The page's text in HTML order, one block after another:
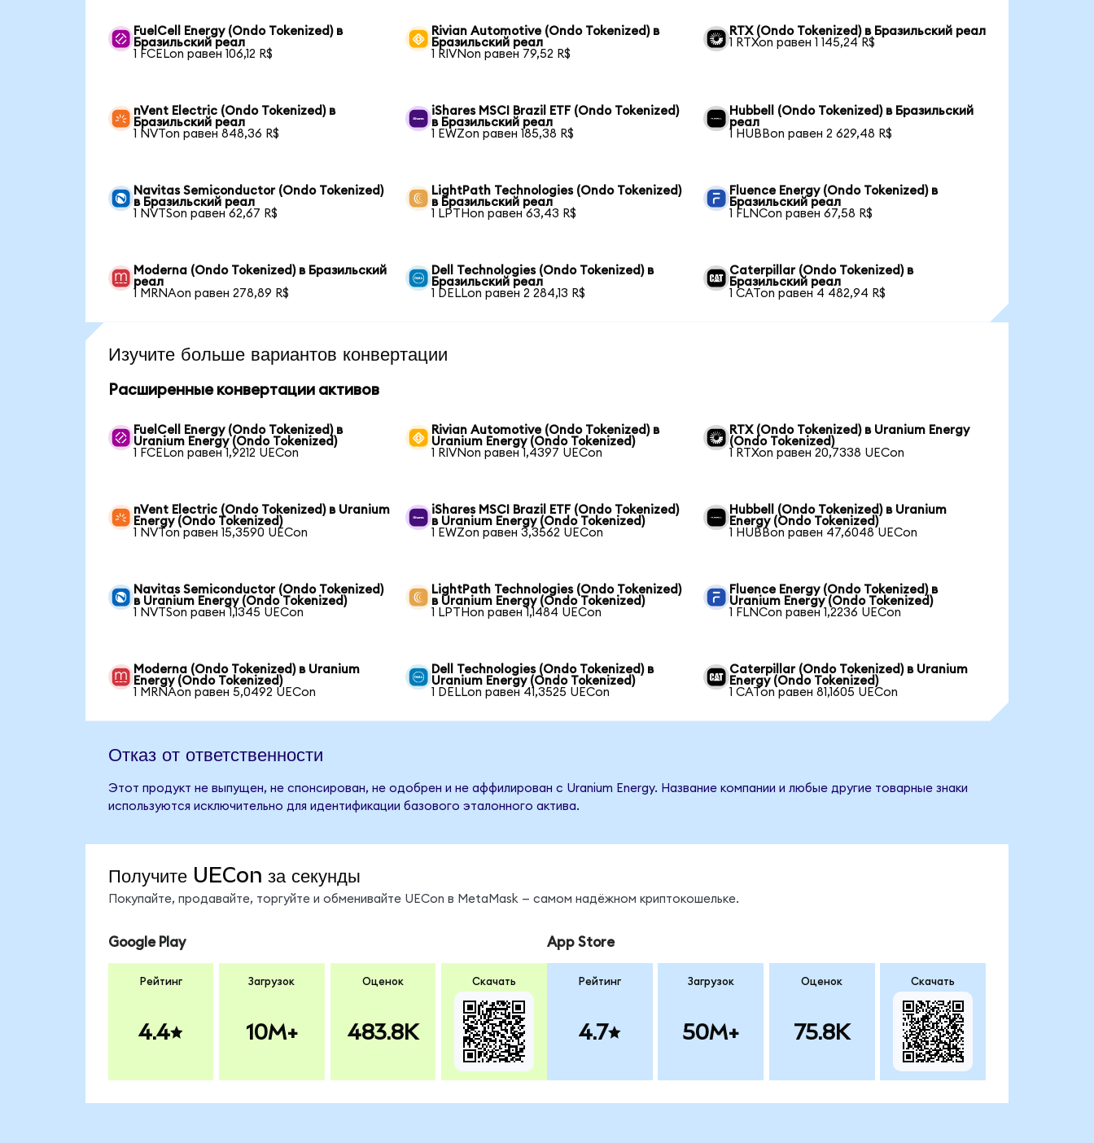
FuelCell Energy (Ondo Tokenized) в
Бразильский реал
1 FCELon равен 106,12 R$
Rivian Automotive (Ondo Tokenized) в
Бразильский реал
1 RIVNon равен 79,52 R$
RTX (Ondo Tokenized) в Бразильский реал
1 RTXon равен 1 145,24 R$
nVent Electric (Ondo Tokenized) в
Бразильский реал
1 NVTon равен 848,36 R$
iShares MSCI Brazil ETF (Ondo Tokenized)
в Бразильский реал
1 EWZon равен 185,38 R$
Hubbell (Ondo Tokenized) в Бразильский
реал
1 HUBBon равен 2 629,48 R$
Navitas Semiconductor (Ondo Tokenized)
в Бразильский реал
1 NVTSon равен 62,67 R$
LightPath Technologies (Ondo Tokenized)
в Бразильский реал
1 LPTHon равен 63,43 R$
Fluence Energy (Ondo Tokenized) в
Бразильский реал
1 FLNCon равен 67,58 R$
Moderna (Ondo Tokenized) в Бразильский
реал
1 MRNAon равен 278,89 R$
Dell Technologies (Ondo Tokenized) в
Бразильский реал
1 DELLon равен 2 284,13 R$
Caterpillar (Ondo Tokenized) в
Бразильский реал
1 CATon равен 4 482,94 R$
Изучите больше вариантов конвертации
Расширенные конвертации активов
FuelCell Energy (Ondo Tokenized) в
Uranium Energy (Ondo Tokenized)
1 FCELon равен 1,9212 UECon
Rivian Automotive (Ondo Tokenized) в
Uranium Energy (Ondo Tokenized)
1 RIVNon равен 1,4397 UECon
RTX (Ondo Tokenized) в Uranium Energy
(Ondo Tokenized)
1 RTXon равен 20,7338 UECon
nVent Electric (Ondo Tokenized) в Uranium
Energy (Ondo Tokenized)
1 NVTon равен 15,3590 UECon
iShares MSCI Brazil ETF (Ondo Tokenized)
в Uranium Energy (Ondo Tokenized)
1 EWZon равен 3,3562 UECon
Hubbell (Ondo Tokenized) в Uranium
Energy (Ondo Tokenized)
1 HUBBon равен 47,6048 UECon
Navitas Semiconductor (Ondo Tokenized)
в Uranium Energy (Ondo Tokenized)
1 NVTSon равен 1,1345 UECon
LightPath Technologies (Ondo Tokenized)
в Uranium Energy (Ondo Tokenized)
1 LPTHon равен 1,1484 UECon
Fluence Energy (Ondo Tokenized) в
Uranium Energy (Ondo Tokenized)
1 FLNCon равен 1,2236 UECon
Moderna (Ondo Tokenized) в Uranium
Energy (Ondo Tokenized)
1 MRNAon равен 5,0492 UECon
Dell Technologies (Ondo Tokenized) в
Uranium Energy (Ondo Tokenized)
1 DELLon равен 41,3525 UECon
Caterpillar (Ondo Tokenized) в Uranium
Energy (Ondo Tokenized)
1 CATon равен 81,1605 UECon
Отказ от ответственности
Этот продукт не выпущен, не спонсирован, не одобрен и не аффилирован с Uranium Energy. Название компании и любые другие товарные знаки
используются исключительно для идентификации базового эталонного актива.
Получите UECon за секунды
Покупайте, продавайте, торгуйте и обменивайте UECon в MetaMask — самом надёжном криптокошельке.
Google Play
Рейтинг
4.4
Загрузок
10M+
Оценок
483.8K
Скачать
App Store
Рейтинг
4.7
Загрузок
50M+
Оценок
75.8K
Скачать